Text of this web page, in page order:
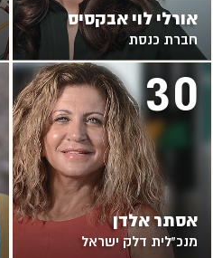
אורלי לוי אבקסיס
חברת כנסת
30
אסתר אלדן
מנכ"לית דלק ישראל